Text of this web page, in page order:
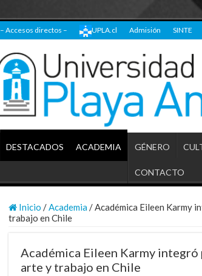
– Accesos directos – UPLA.cl Admisión SINTE
DESTACADOS ACADEMIA GÉNERO
CONTACTO
Inicio / Academia / Académica Eileen Karmy
trabajo en Chile
Académica Eileen Karmy
arte y trabajo en Chile